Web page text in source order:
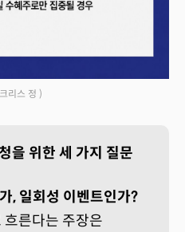
리스 정 )
을 위한 세 가지 질문
, 일회성 이벤트인가?
른다는 주장은